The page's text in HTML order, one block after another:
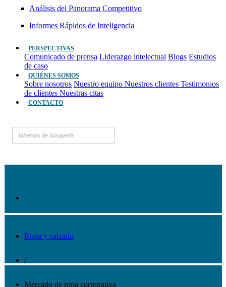
Análisis del Panorama Competitivo
Informes Rápidos de Inteligencia
PERSPECTIVAS
Comunicado de prensa Liderazgo intelectual Blogs Estudios
de caso
QUIÉNES SOMOS
Sobre nosotros Nuestro equipo Nuestros clientes Testimonios
de clientes Nuestras citas
CONTACTO
Ropa y calzado
/
Mercado de ropa corporativa